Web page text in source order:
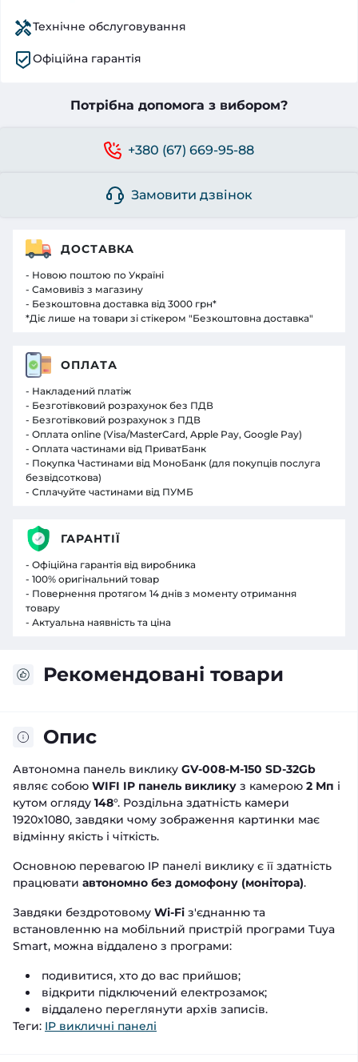
Технічне обслуговування
Офіційна гарантія
Потрібна допомога з вибором?
+380 (67) 669-95-88
Замовити дзвінок
Рекомендовані товари
Опис
Автономна панель виклику GV-008-M-150 SD-32Gb
являє собою WIFI IP панель виклику з камерою 2 Мп і
кутом огляду 148°. Роздільна здатність камери
1920х1080, завдяки чому зображення картинки має
відмінну якість і чіткість.
Основною перевагою IP панелі виклику є її здатність
працювати автономно без домофону (монітора).
Завдяки бездротовому Wi-Fi з'єднанню та
встановленню на мобільний пристрій програми Tuya
Smart, можна віддалено з програми:
подивитися, хто до вас прийшов;
відкрити підключений електрозамок;
віддалено переглянути архів записів.
Теги: IP викличні панелі
ДОСТАВКА
- Новою поштою по Україні
- Самовивіз з магазину
- Безкоштовна доставка від 3000 грн*
*Діє лише на товари зі стікером "Безкоштовна доставка"
ОПЛАТА
- Накладений платіж
- Безготівковий розрахунок без ПДВ
- Безготівковий розрахунок з ПДВ
- Оплата online (Visa/MasterCard, Apple Pay, Google Pay)
- Оплата частинами від ПриватБанк
- Покупка Частинами від МоноБанк (для покупців послуга
безвідсоткова)
- Сплачуйте частинами від ПУМБ
ГАРАНТІЇ
- Офіційна гарантія від виробника
- 100% оригінальний товар
- Повернення протягом 14 днів з моменту отримання
товару
- Актуальна наявність та ціна